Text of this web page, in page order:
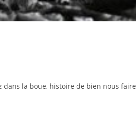
la boue, histoire de bien nous faire